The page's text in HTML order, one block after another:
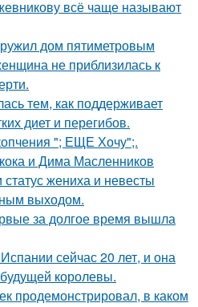
всё чаще называют
дом пятиметровым
не приблизилась к
тем, как поддерживает
диет и перегибов.
"; ЕЩЕ Хочу";.
и Дима Масленников
жениха и невесты
выходом.
за долгое время вышла
сейчас 20 лет, и она
королевы.
продемонстрировал, в каком